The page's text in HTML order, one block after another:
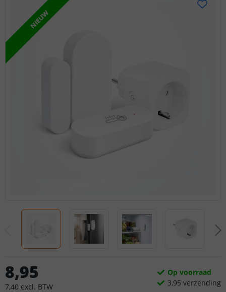
NIEUW
8,95
7,40 excl. BTW
Op voorraad
3,95 verzending